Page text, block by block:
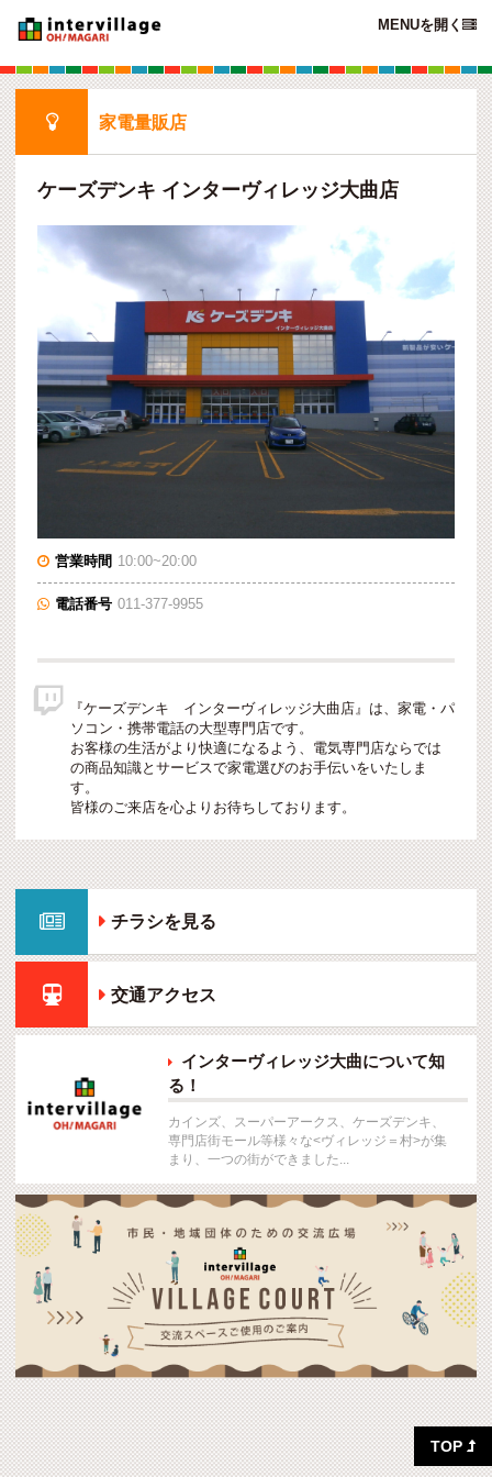
MENUを開く 
 家電量販店
ケーズデンキ インターヴィレッジ大曲店
 営業時間 10:00~20:00
 電話番号 011-377-9955

『ケーズデンキ インターヴィレッジ大曲店』は、家電・パ
ソコン・携帯電話の大型専門店です。
お客様の生活がより快適になるよう、電気専門店ならでは
の商品知識とサービスで家電選びのお手伝いをいたしま
す。
皆様のご来店を心よりお待ちしております。
 チラシを見る
 交通アクセス

インターヴィレッジ大曲について知
る！
カインズ、スーパーアークス、ケーズデンキ、
専門店街モール等様々な<ヴィレッジ＝村>が集
まり、一つの街ができました...
TOP 